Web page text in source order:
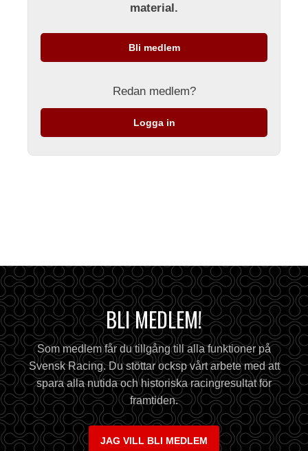
material.
Bli medlem
Redan medlem?
Logga in
BLI MEDLEM!
Som medlem får du tillgång till alla funktioner på
Svensk Racing. Du stöttar ocksp vårt arbete med att
spara alla nutida och historiska racingresultat för
framtiden.
JAG VILL BLI MEDLEM